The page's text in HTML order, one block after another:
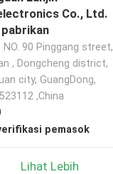
Co., Ltd.
NO. 90 Pinggang street,
, Dongcheng district,
city, GuangDong,
,China
pemasok
Lihat Lebih